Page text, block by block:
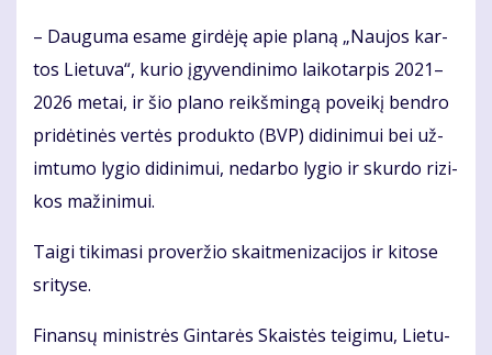
– Dau­gu­ma esa­me gir­dė­ję apie pla­ną „Nau­jos kar­
tos Lie­tu­va“, ku­rio įgy­ven­di­ni­mo lai­ko­tar­pis 2021–
2026 me­tai, ir šio pla­no reikš­min­gą po­vei­kį ben­dro
pri­dė­ti­nės ver­tės pro­duk­to (BVP) di­di­ni­mui bei už­
im­tu­mo ly­gio di­di­ni­mui, ne­dar­bo ly­gio ir skur­do ri­zi­
kos ma­ži­ni­mui.
Tai­gi ti­ki­ma­si pro­ver­žio skait­me­ni­za­ci­jos ir ki­to­se
sri­ty­se.
Fi­nan­sų mi­nist­rės Gin­ta­rės Skais­tės tei­gi­mu, Lie­tu­